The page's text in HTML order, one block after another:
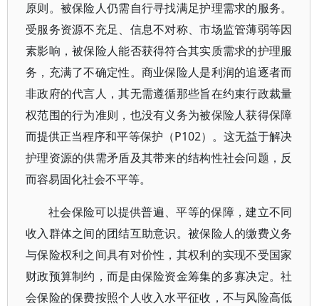
原则。被保险人仍需自行寻找满足护理需求的服务。
受服务资源不充足、信息不对称、市场监管薄弱等因
素影响，被保险人能否获得符合其实质需求的护理服
务，充满了不确定性。商业保险人是利润的追逐者而
非政府的代言人，其无需遵循那些旨在约束行政裁量
权范围的行为准则，也没有义务为被保险人获得保障
而提供正当程序和平等保护（P102）。这无益于解决
护理资源的供需矛盾及其带来的结构性社会问题，反
而容易固化社会不平等。
社会保险可以提供普遍、平等的保障，建立不同
收入群体之间的团结互助意识。被保险人的缴费义务
与保险权利之间具有对价性，其权利的实现不受国家
财政预算制约，而是由保险资金筹集的多寡决定。社
会保险的保费按照个人收入水平征收，不与风险高低